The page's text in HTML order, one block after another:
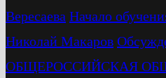
Вересаева Начало
Николай Макаров
ОБЩЕРОССИЙСКАЯ